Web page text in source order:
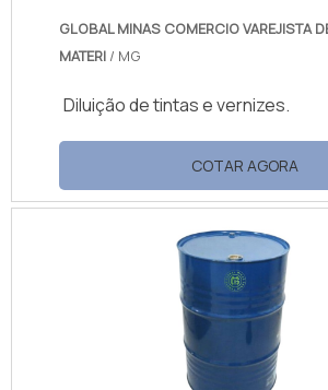
GLOBAL MINAS COMERCIO VAREJISTA
MATERI / MG
Diluição de tintas e vernizes.
COTAR AGORA